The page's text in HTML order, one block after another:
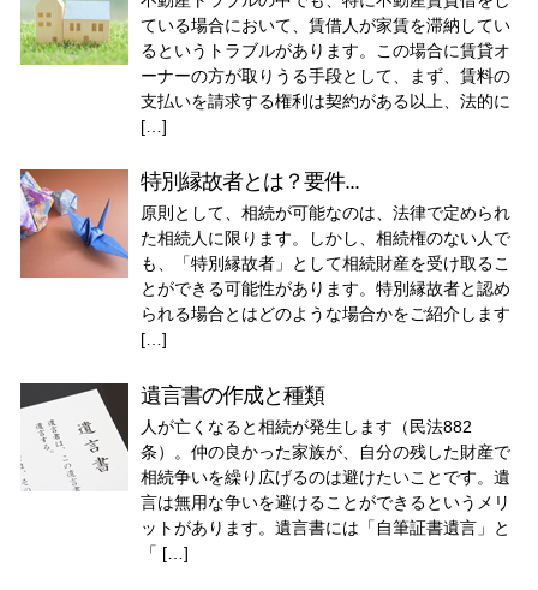
ている場合において、賃借人が家賃を滞納してい
るというトラブルがあります。この場合に賃貸オ
ーナーの方が取りうる手段として、まず、賃料の
支払いを請求する権利は契約がある以上、法的に
[…]
特別縁故者とは？要件...
原則として、相続が可能なのは、法律で定められ
た相続人に限ります。しかし、相続権のない人で
も、「特別縁故者」として相続財産を受け取るこ
とができる可能性があります。特別縁故者と認め
られる場合とはどのような場合かをご紹介します
[…]
遺言書の作成と種類
人が亡くなると相続が発生します（民法882
条）。仲の良かった家族が、自分の残した財産で
相続争いを繰り広げるのは避けたいことです。遺
言は無用な争いを避けることができるというメリ
ットがあります。遺言書には「自筆証書遺言」と
「 […]